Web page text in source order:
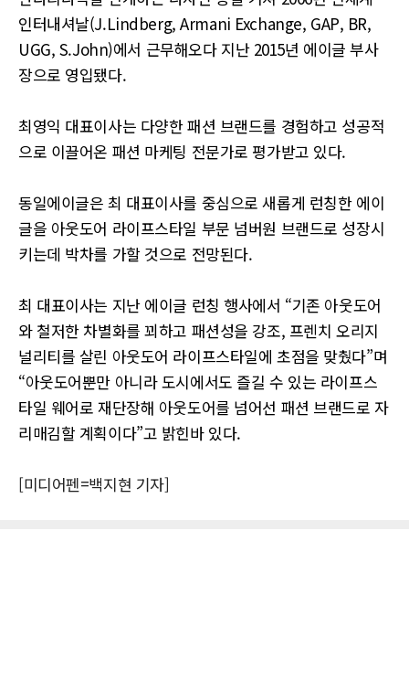
인터내셔날(J.Lindberg, Armani Exchange, GAP, BR,
UGG, S.John)에서 근무해오다 지난 2015년 에이글 부사
장으로 영입됐다.
최영익 대표이사는 다양한 패션 브랜드를 경험하고 성공적
으로 이끌어온 패션 마케팅 전문가로 평가받고 있다.
동일에이글은 최 대표이사를 중심으로 새롭게 런칭한 에이
글을 아웃도어 라이프스타일 부문 넘버원 브랜드로 성장시
키는데 박차를 가할 것으로 전망된다.
최 대표이사는 지난 에이글 런칭 행사에서 “기존 아웃도어
와 철저한 차별화를 꾀하고 패션성을 강조, 프렌치 오리지
널리티를 살린 아웃도어 라이프스타일에 초점을 맞췄다”며
“아웃도어뿐만 아니라 도시에서도 즐길 수 있는 라이프스
타일 웨어로 재단장해 아웃도어를 넘어선 패션 브랜드로 자
리매김할 계획이다”고 밝힌바 있다.
[미디어펜=백지현 기자]